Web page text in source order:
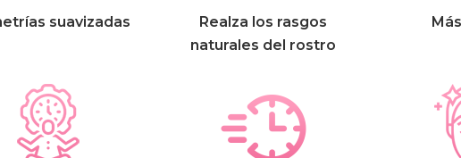
suavizadas
Realza los rasgos
naturales del rostro